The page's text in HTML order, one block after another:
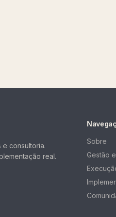
consultoria.
real.
Sobre
Gestão